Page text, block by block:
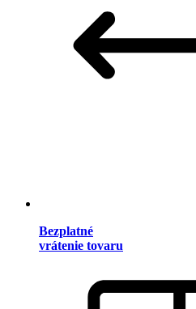
Bezplatné
vrátenie tovaru